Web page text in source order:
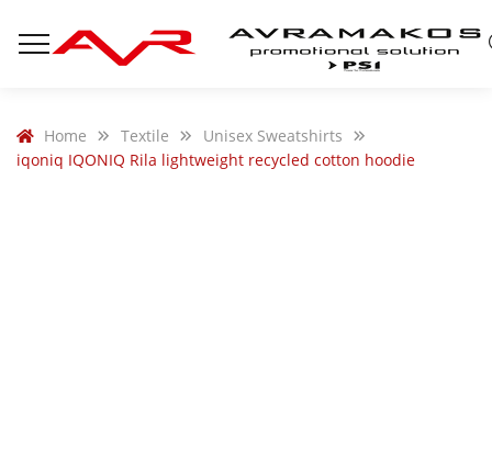
Home Textile
Unisex Sweatshirts
iqoniq IQONIQ Rila lightweight recycled cotton hoodie